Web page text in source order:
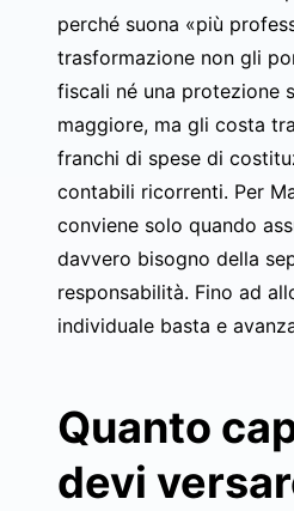
perché suona «più
trasformazione non gli
fiscali né una protezione
maggiore, ma gli costa
franchi di spese di
contabili ricorrenti. Per
conviene solo quando
davvero bisogno della
responsabilità. Fino ad
individuale basta e
Quanto
devi